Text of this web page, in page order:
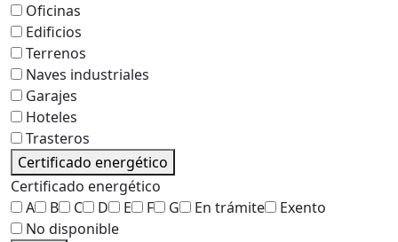
Oficinas
Edificios
Terrenos
Naves industriales
Garajes
Hoteles
Trasteros
Certificado energético
Certificado energético
A
B C D E F G En trámite
Exento
No disponible